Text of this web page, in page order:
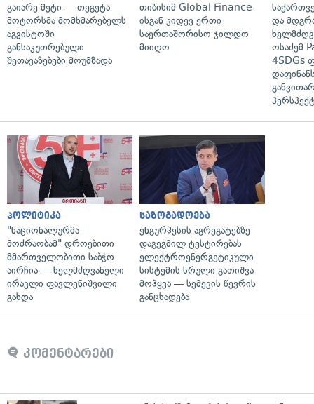
გაიარე მეტი — თეგეტა
მოტორსმა მომხმარებელს
აგვისტოში
განსაკუთრებული
შეთავაზებები მოუმზადა
თიბისიმ Global Finance-
ისგან კიდევ ერთი
საერთაშორისო ჯილდო
მიიღო
და
ოსაძემ
4SDGs
პოლიტიკა
"ნაციონალურმა
მოძრაობამ" დროებითი
მმართველობითი საბჭო
აირჩია — ხელმძღვანელი
ირაკლი ფავლენიშვილი
გახდა
საზოგადოება
ენგურჰესის აგრეგატებზე
დაგეგმილ ტესტირებას
ელექტროენერგეტიკული
სისტემის სრული გათიშვა
მოჰყვა — სემეკის წევრის
განცხადება
კომენტარები